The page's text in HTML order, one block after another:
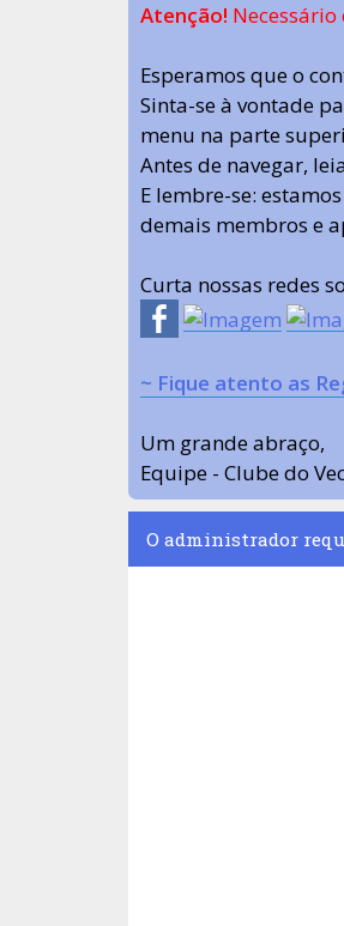
Atenção!
Esperamos que o
Sinta-se à vontade
menu na parte
Antes de navegar,
E lembre-se:
demais membros e
Curta nossas redes
~ Fique atento as
Um grande abraço,
Equipe - Clube do
O administrador